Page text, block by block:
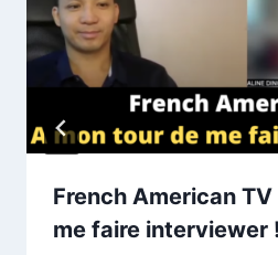
French American
me faire interviewer !